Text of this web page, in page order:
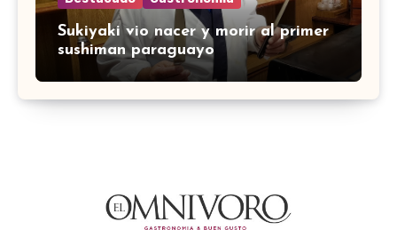
Sukiyaki vio nacer y morir al primer
sushiman paraguayo